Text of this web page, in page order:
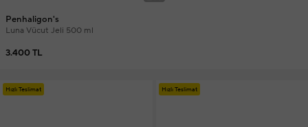
Penhaligon's
Luna Vücut Jeli 500 ml
3.400 TL
Hızlı Teslimat Hızlı Teslimat